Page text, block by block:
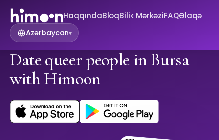
HaqqındaBloqBilik MərkəziFAQƏlaqə
Azərbaycan▾
Date queer people in Bursa
with Himoon